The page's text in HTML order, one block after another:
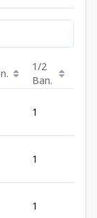
1/2
Ban.
1
1
1